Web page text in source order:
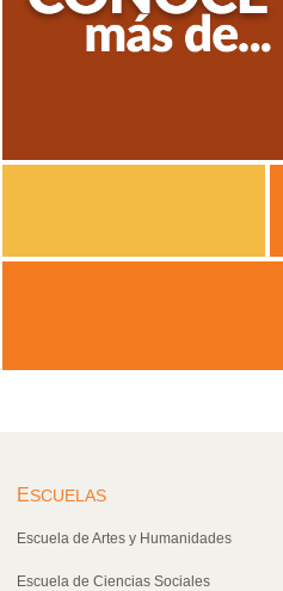
ESCUELAS
Escuela de Artes y Humanidades
Escuela de Ciencias Sociales